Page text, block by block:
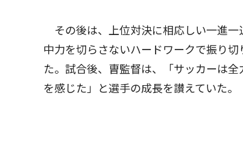
その後は、上位対決に相応しい一進一
中力を切らさないハードワークで振り
た。試合後、曺監督は、「サッカーは
を感じた」と選手の成長を讃えていた。